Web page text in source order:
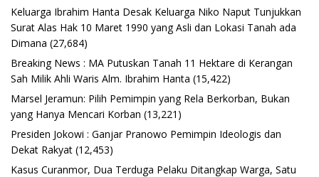
Keluarga Ibrahim Hanta Desak Keluarga Niko Naput Tunjukkan
Surat Alas Hak 10 Maret 1990 yang Asli dan Lokasi Tanah ada
Dimana (27,684)
Breaking News : MA Putuskan Tanah 11 Hektare di Kerangan
Sah Milik Ahli Waris Alm. Ibrahim Hanta (15,422)
Marsel Jeramun: Pilih Pemimpin yang Rela Berkorban, Bukan
yang Hanya Mencari Korban (13,221)
Presiden Jokowi : Ganjar Pranowo Pemimpin Ideologis dan
Dekat Rakyat (12,453)
Kasus Curanmor, Dua Terduga Pelaku Ditangkap Warga, Satu